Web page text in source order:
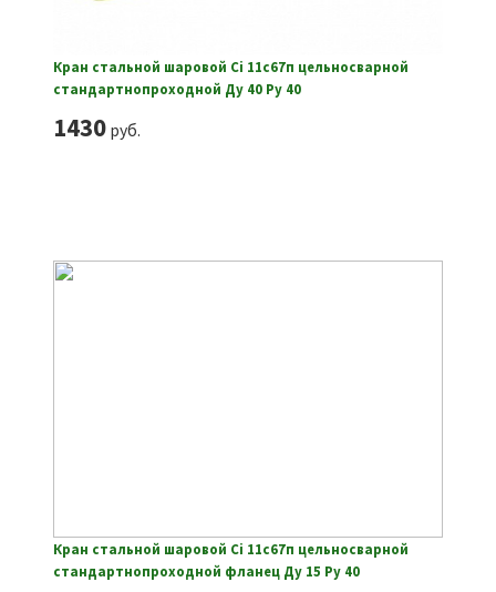
Кран стальной шаровой Ci 11с67п цельносварной
стандартнопроходной Ду 40 Ру 40
1430руб.
Кран стальной шаровой Ci 11с67п цельносварной
стандартнопроходной фланец Ду 15 Ру 40